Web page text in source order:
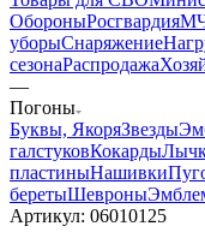
ОбороныРосгвардия
уборыСнаряжение
сезонаРаспродажа
—
Погоны
Буквы, ЯкоряЗвезды
галстуковКокарды
пластиныНашивки
беретыШевроны
Артикул: 06010125